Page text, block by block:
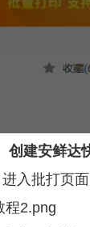
创建安鲜达
进入批打页